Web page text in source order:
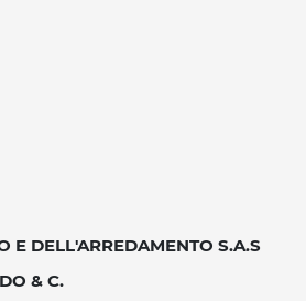
E DELL'ARREDAMENTO S.A.S
& C.